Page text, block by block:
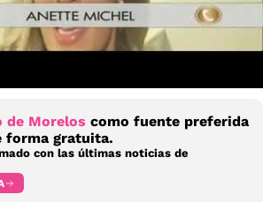
de Morelos como fuente preferida
forma gratuita.
con las últimas noticias de